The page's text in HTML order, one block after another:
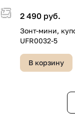
2 490 руб.
Зонт-мини,
UFR0032-5
В корзину